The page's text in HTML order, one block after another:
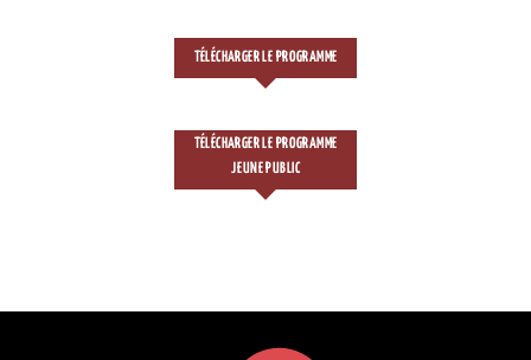
TÉLÉCHARGER LE PROGRAMME
TÉLÉCHARGER LE PROGRAMME
JEUNE PUBLIC